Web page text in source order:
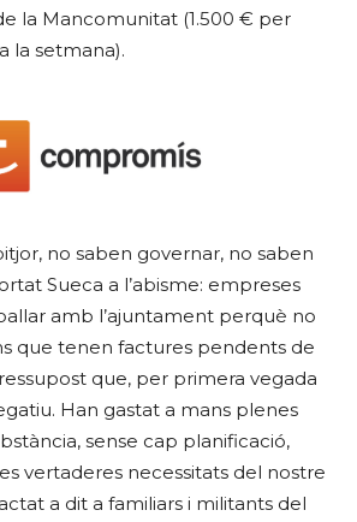
la Mancomunitat (1.500 € per
la setmana).
no saben governar, no saben
Sueca a l’abisme: empreses
amb l’ajuntament perquè no
que tenen factures pendents de
que, per primera vegada
Han gastat a mans plenes
sense cap planificació,
vertaderes necessitats del nostre
a dit a familiars i militants del